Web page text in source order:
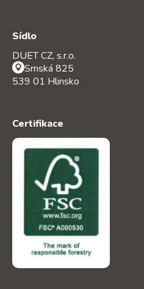
Sídlo
DUET CZ, s.r.o.
Srnská 825
539 01 Hlinsko
Certifikace